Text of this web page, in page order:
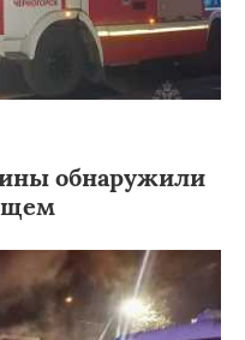
обнаружили